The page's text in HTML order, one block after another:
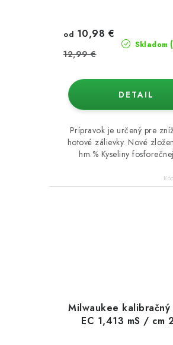
Skladom
od 10,98 €
12,99 €
DETAIL
Prípravok je určený pre
hotové zálievky. Nové
hm.% Kyseliny
Milwaukee
EC 1,413 mS / cm